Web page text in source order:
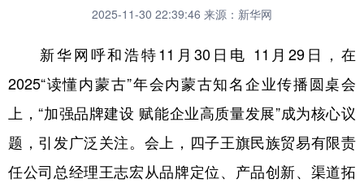
全球连线
科技 科创 量子 体育
文化 书画 健康 军事
法律 中央文件 汽车
2025-11-30 22:39:46 来源：新华网
新华网呼和浩特11月30日电 11月29日，在
2025“读懂内蒙古”年会内蒙古知名企业传播圆桌会
上，“加强品牌建设 赋能企业高质量发展”成为核心议
题，引发广泛关注。会上，四子王旗民族贸易有限责
任公司总经理王志宏从品牌定位、产品创新、渠道拓